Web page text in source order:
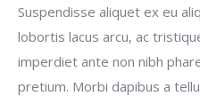
Suspendisse aliquet ex eu
lobortis lacus arcu, ac
imperdiet ante non nibh
pretium. Morbi dapibus a